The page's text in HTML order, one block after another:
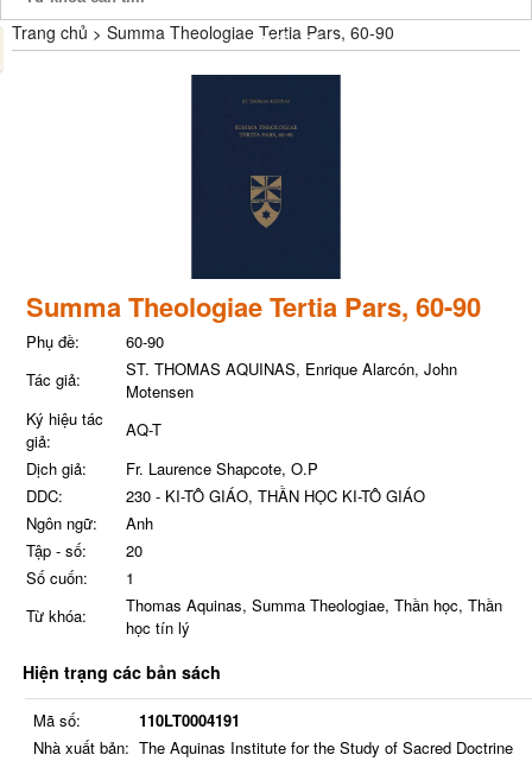
Phiếu Sách
Trang chủ Summa Theologiae Tertia Pars, 60-90
Summa Theologiae Tertia Pars, 60-90
Phụ đề:
60-90
Tác giả:
ST. THOMAS AQUINAS, Enrique Alarcón, John
Motensen
Ký hiệu tác
giả:
AQ-T
Dịch giả:
Fr. Laurence Shapcote, O.P
DDC:
230 - KI-TÔ GIÁO, THẦN HỌC KI-TÔ GIÁO
Ngôn ngữ:
Anh
Tập - số:
20
Số cuốn:
1
Từ khóa:
Thomas Aquinas, Summa Theologiae, Thần học, Thần
học tín lý
Hiện trạng các bản sách
Mã số:
110LT0004191
Nhà xuất bản: The Aquinas Institute for the Study of Sacred Doctrine